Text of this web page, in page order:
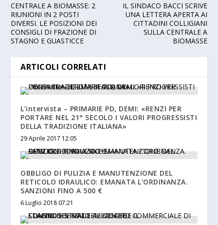
CENTRALE A BIOMASSE: 2
RIUNIONI IN 2 POSTI
DIVERSI. LE POSIZIONI DEI
CONSIGLI DI FRAZIONE DI
STAGNO E GUASTICCE
IL SINDACO BACCI SCRIVE
UNA LETTERA APERTA AI
CITTADINI COLLIGIANI
SULLA CENTRALE A
BIOMASSE
ARTICOLI CORRELATI
L’intervista – PRIMARIE PD, DEMI: «RENZI PER
PORTARE NEL 21° SECOLO I VALORI PROGRESSISTI
DELLA TRADIZIONE ITALIANA»
29 Aprile 2017 12:05
OBBLIGO DI PULIZIA E MANUTENZIONE DEL
RETICOLO IDRAULICO: EMANATA L’ORDINANZA.
SANZIONI FINO A 500 €
6 Luglio 2018 07:21